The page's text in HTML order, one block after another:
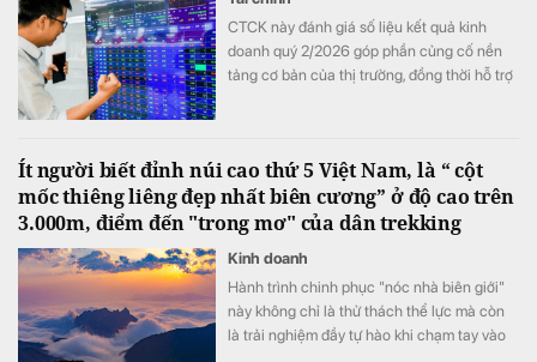
CTCK này đánh giá số liệu kết quả kinh
doanh quý 2/2026 góp phần củng cố nền
tảng cơ bản của thị trường, đồng thời hỗ trợ
Ít người biết đỉnh núi cao thứ 5 Việt Nam, là “ cột
mốc thiêng liêng đẹp nhất biên cương” ở độ cao trên
3.000m, điểm đến "trong mơ" của dân trekking
Kinh doanh
Hành trình chinh phục "nóc nhà biên giới"
này không chỉ là thử thách thể lực mà còn
là trải nghiệm đầy tự hào khi chạm tay vào